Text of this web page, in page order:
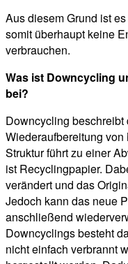
Aus diesem Grund ist
somit überhaupt keine
verbrauchen.
Was ist Downcycling
bei?
Downcycling beschreibt
Wiederaufbereitung
Struktur führt zu einer
ist Recyclingpapier.
verändert und das
Jedoch kann das neue
anschließend
Downcyclings besteht
nicht einfach verbrannt